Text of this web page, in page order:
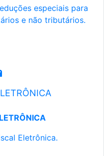
especiais para
e não tributários.
Eletrônica.